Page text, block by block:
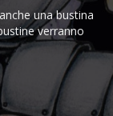
una bustina
verranno